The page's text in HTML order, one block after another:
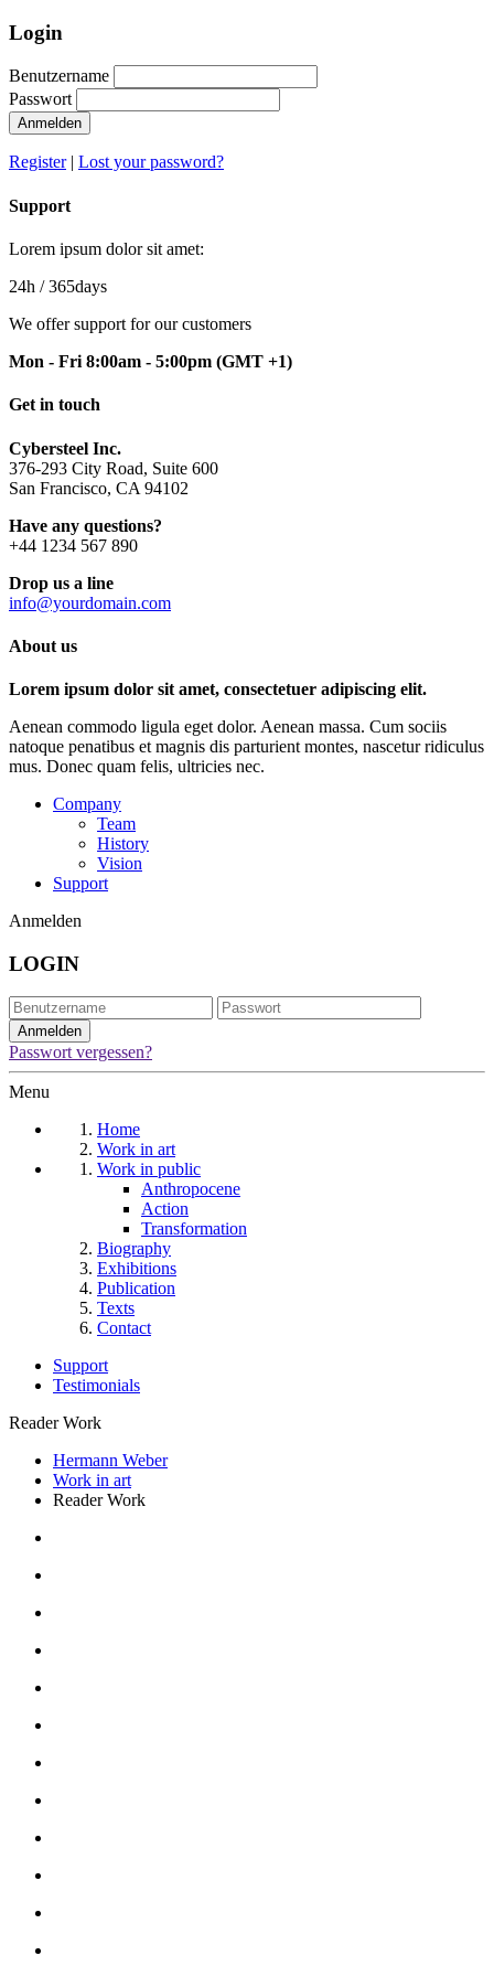
Login
Benutzername
Passwort
Anmelden
Register| Lost your password?
Support
Lorem ipsum dolor sit amet:
24h / 365days
We offer support for our customers
Mon - Fri 8:00am - 5:00pm (GMT +1)
Get in touch
Cybersteel Inc.
376-293 City Road, Suite 600
San Francisco, CA 94102
Have any questions?
+44 1234 567 890
Drop us a line
info@yourdomain.com
About us
Lorem ipsum dolor sit amet, consectetuer adipiscing elit.
Aenean commodo ligula eget dolor. Aenean massa. Cum sociis
natoque penatibus et magnis dis parturient montes, nascetur ridiculus
mus. Donec quam felis, ultricies nec.
Company
Team
History
Vision
Support
Anmelden
LOGIN
Passwort vergessen?
Menu
Home
Work in art
Work in public
Anthropocene
Action
Transformation
Biography
Exhibitions
Publication
Texts
Contact
Support
Testimonials
Reader Work
Hermann Weber
Work in art
Reader Work